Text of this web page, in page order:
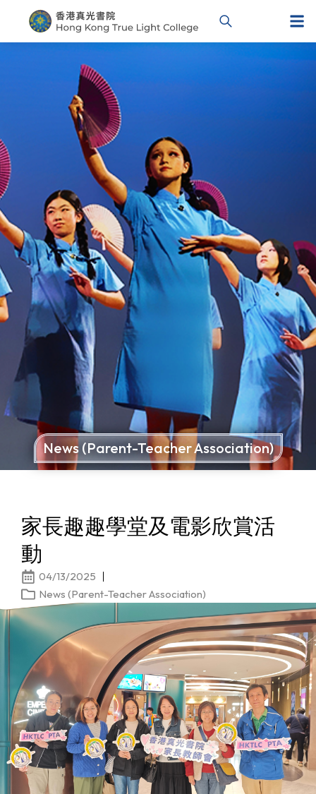
News (Parent-Teacher Association)
家長趣趣學堂及電影欣賞活
動
04/13/2025
News (Parent-Teacher Association)